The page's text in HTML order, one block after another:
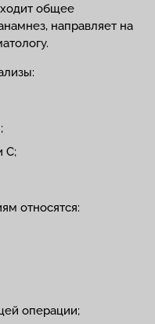
общее
направляет на
С;
относятся:
операции;